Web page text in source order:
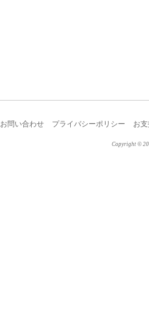
お問い合わせ プライバシーポリシー お
Copyright ©